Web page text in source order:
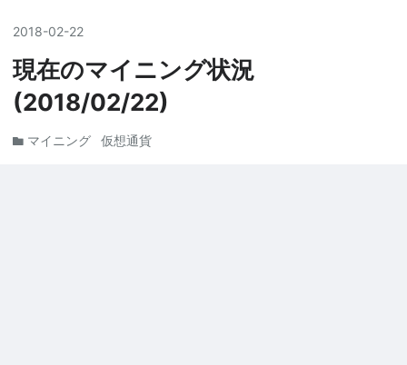
2018-02-22
現在のマイニング状況
(2018/02/22)
マイニング 仮想通貨